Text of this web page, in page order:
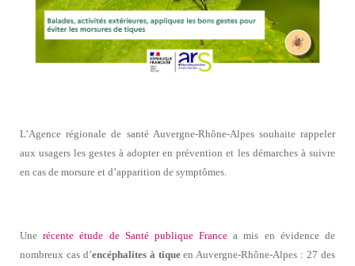
L’Agence régionale de santé Auvergne-Rhône-Alpes souhaite rappeler
aux usagers les gestes à adopter en prévention et les démarches à suivre
en cas de morsure et d’apparition de symptômes.
Unerécente étude de Santé publique France a mis en évidence de
nombreux cas d’encéphalites à tiqueen Auvergne-Rhône-Alpes : 27 des